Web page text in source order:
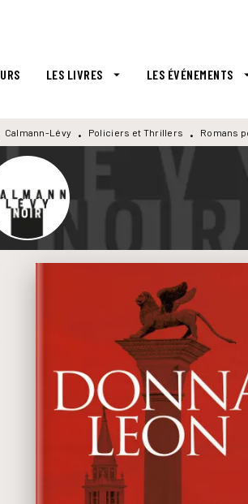
LES LIVRES arrow_drop_down LES ÉVÉNEMENTS
Calmann-Lévy • Policiers et Thrillers • Romans